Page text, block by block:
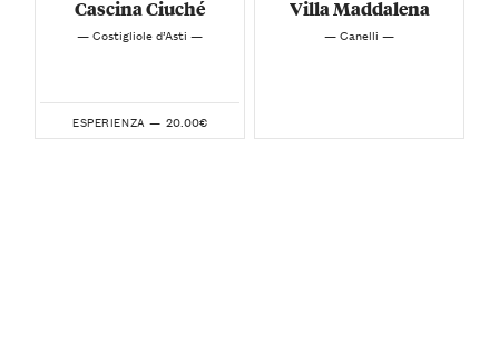
Cascina Ciuché
— Costigliole d’Asti —
ESPERIENZA — 20.00€
Villa Maddalena
— Canelli —